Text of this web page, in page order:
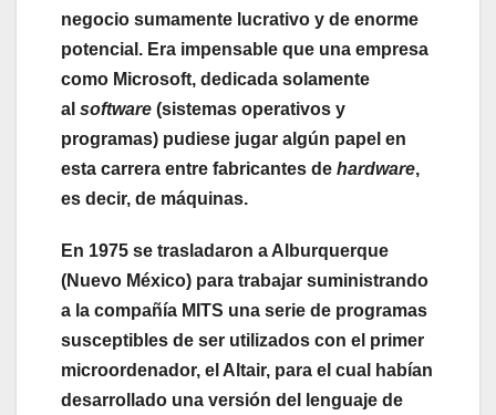
negocio sumamente lucrativo y de enorme
potencial. Era impensable que una empresa
como Microsoft, dedicada solamente
al software (sistemas operativos y
programas) pudiese jugar algún papel en
esta carrera entre fabricantes de hardware,
es decir, de máquinas.
En 1975 se trasladaron a Alburquerque
(Nuevo México) para trabajar suministrando
a la compañía MITS una serie de programas
susceptibles de ser utilizados con el primer
microordenador, el Altair, para el cual habían
desarrollado una versión del lenguaje de